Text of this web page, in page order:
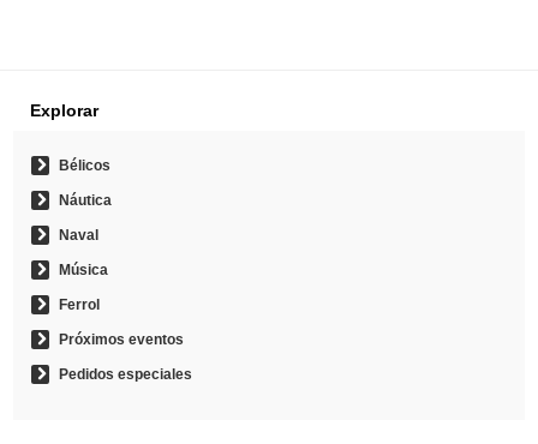
Explorar
Bélicos
Náutica
Naval
Música
Ferrol
Próximos eventos
Pedidos especiales